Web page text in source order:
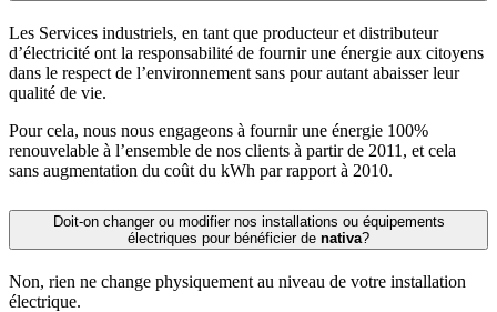
Les Services industriels, en tant que producteur et distributeur
d’électricité ont la responsabilité de fournir une énergie aux citoyens
dans le respect de l’environnement sans pour autant abaisser leur
qualité de vie.
Pour cela, nous nous engageons à fournir une énergie 100%
renouvelable à l’ensemble de nos clients à partir de 2011, et cela
sans augmentation du coût du kWh par rapport à 2010.
Doit-on changer ou modifier nos installations ou équipements
électriques pour bénéficier de nativa?
Non, rien ne change physiquement au niveau de votre installation
électrique.